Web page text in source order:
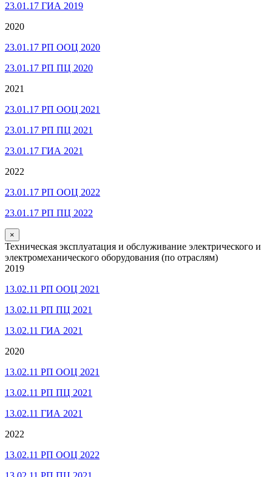
23.01.17 ГИА 2019
2020
23.01.17 РП ООЦ 2020
23.01.17 РП ПЦ 2020
2021
23.01.17 РП ООЦ 2021
23.01.17 РП ПЦ 2021
23.01.17 ГИА 2021
2022
23.01.17 РП ООЦ 2022
23.01.17 РП ПЦ 2022
×
Техническая эксплуатация и обслуживание электрического и
электромеханического оборудования (по отраслям)
2019
13.02.11 РП ООЦ 2021
13.02.11 РП ПЦ 2021
13.02.11 ГИА 2021
2020
13.02.11 РП ООЦ 2021
13.02.11 РП ПЦ 2021
13.02.11 ГИА 2021
2022
13.02.11 РП ООЦ 2022